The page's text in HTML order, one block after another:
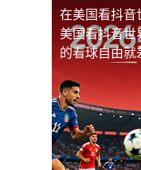
在美国看抖音
美国看抖音世
的看球自由就